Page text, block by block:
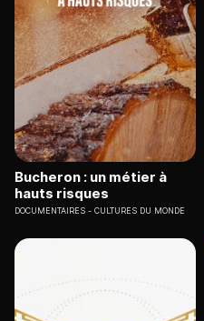
Bucheron : un métier à
hauts risques
DOCUMENTAIRES CULTURES DU MONDE